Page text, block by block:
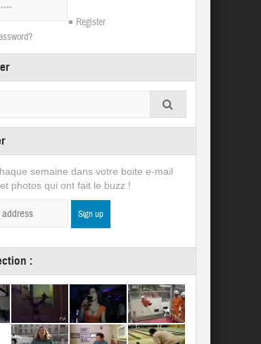
Register
semaine dans votre boite e-mail
photos qui ont fait le buzz !
: